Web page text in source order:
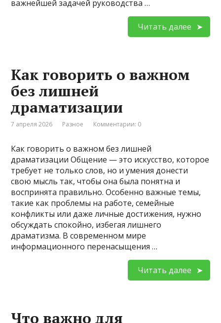
важнейшей задачей руководства …
Читать далее
Как говорить о важном
без лишней
драматизации
7 апреля 2026 Разное Комментарии: 0
Как говорить о важном без лишней
драматизации Общение — это искусство, которое
требует не только слов, но и умения донести
свою мысль так, чтобы она была понятна и
воспринята правильно. Особенно важные темы,
такие как проблемы на работе, семейные
конфликты или даже личные достижения, нужно
обсуждать спокойно, избегая лишнего
драматизма. В современном мире
информационного перенасыщения …
Читать далее
Что важно для